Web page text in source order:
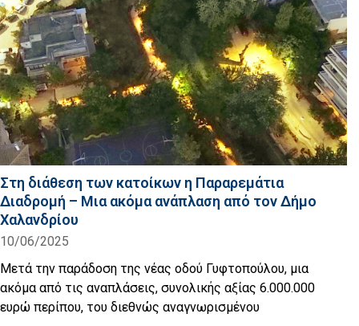
Στη διάθεση των κατοίκων η Παραρεμάτια
Διαδρομή – Μια ακόμα ανάπλαση από τον Δήμο
Χαλανδρίου
10/06/2025
Μετά την παράδοση της νέας οδού Γυφτοπούλου, μια
ακόμα από τις αναπλάσεις, συνολικής αξίας 6.000.000
ευρώ περίπου, του διεθνώς αναγνωρισμένου